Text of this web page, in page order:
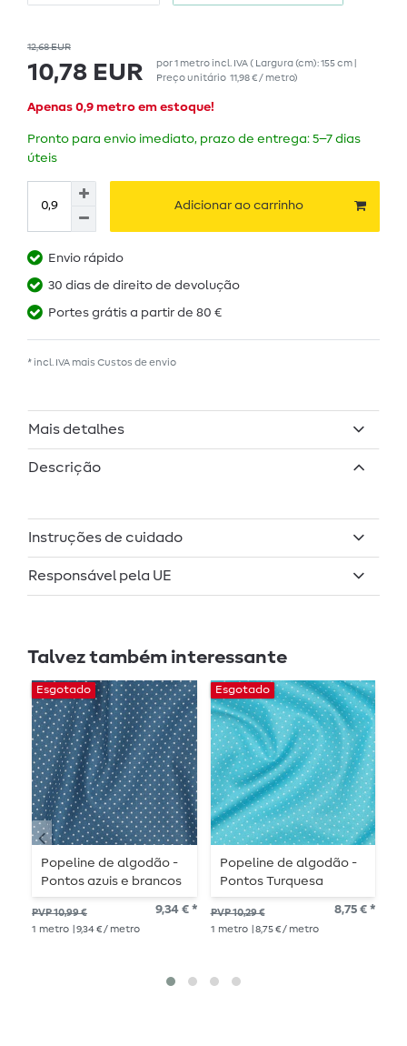
12,68 EUR
10,78 EUR por1 metroincl. IVA( Largura (cm): 155 cm |
Preço unitário 11,98 € / metro)
Apenas 0,9 metro em estoque!
Pronto para envio imediato, prazo de entrega: 5–7 dias
úteis
Adicionar ao carrinho
Envio rápido
30 dias de direito de devolução
Portes grátis a partir de 80 €
* incl. IVA mais Custos de envio
Mais detalhes
Descrição
Instruções de cuidado
Responsável pela UE
Talvez também interessante
Esgotado
Popeline de algodão -
Pontos azuis e brancos
PVP 10,99 € 9,34 € *
1 metro | 9,34 € / metro
Esgotado
Popeline de algodão -
Pontos Turquesa
Branco
PVP 10,29 € 8,75 € *
1 metro | 8,75 € / metro